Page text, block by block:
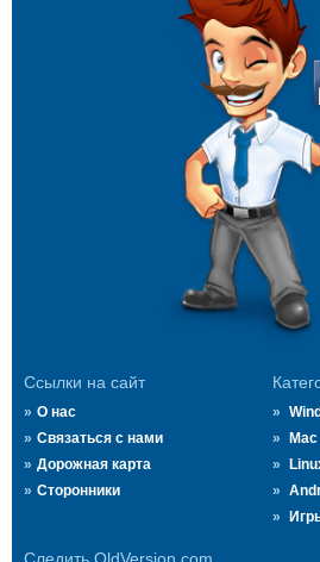
Ссылки на сайт
О нас
Связаться с нами
Дорожная карта
Сторонники
Mac